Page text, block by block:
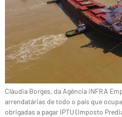
Cláudia Borges, da Agência iNFRA
arrendatárias de todo o país que
obrigadas a pagar IPTU (Imposto